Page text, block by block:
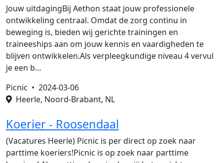
Jouw uitdagingBij Aethon staat jouw professionele
ontwikkeling centraal. Omdat de zorg continu in
beweging is, bieden wij gerichte trainingen en
traineeships aan om jouw kennis en vaardigheden te
blijven ontwikkelen.Als verpleegkundige niveau 4 vervul
je een b…
Picnic • 2024-03-06
Heerle, Noord-Brabant, NL
Koerier - Roosendaal
(Vacatures Heerle) Picnic is per direct op zoek naar
parttime koeriers!Picnic is op zoek naar parttime